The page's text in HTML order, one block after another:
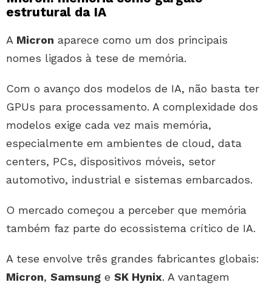
estrutural da IA
A Micron aparece como um dos principais
nomes ligados à tese de memória.
Com o avanço dos modelos de IA, não basta ter
GPUs para processamento. A complexidade dos
modelos exige cada vez mais memória,
especialmente em ambientes de cloud, data
centers, PCs, dispositivos móveis, setor
automotivo, industrial e sistemas embarcados.
O mercado começou a perceber que memória
também faz parte do ecossistema crítico de IA.
A tese envolve três grandes fabricantes globais:
Micron, Samsung e SK Hynix. A vantagem